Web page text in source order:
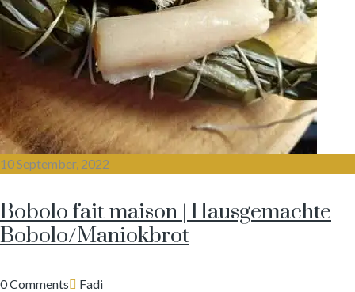
10 September, 2022
Bobolo fait maison | Hausgemachte
Bobolo/Maniokbrot
0 Comments Author
Fadi